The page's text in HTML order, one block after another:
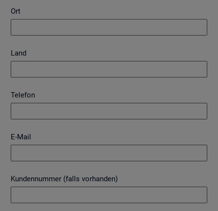
Ort
Land
Telefon
E-Mail
Kundennummer (falls vorhanden)